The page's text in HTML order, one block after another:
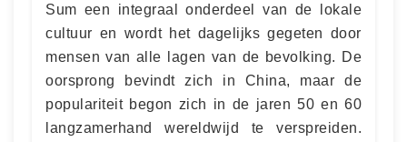
Sum een integraal onderdeel van de lokale
cultuur en wordt het dagelijks gegeten door
mensen van alle lagen van de bevolking. De
oorsprong bevindt zich in China, maar de
populariteit begon zich in de jaren 50 en 60
langzamerhand wereldwijd te verspreiden.